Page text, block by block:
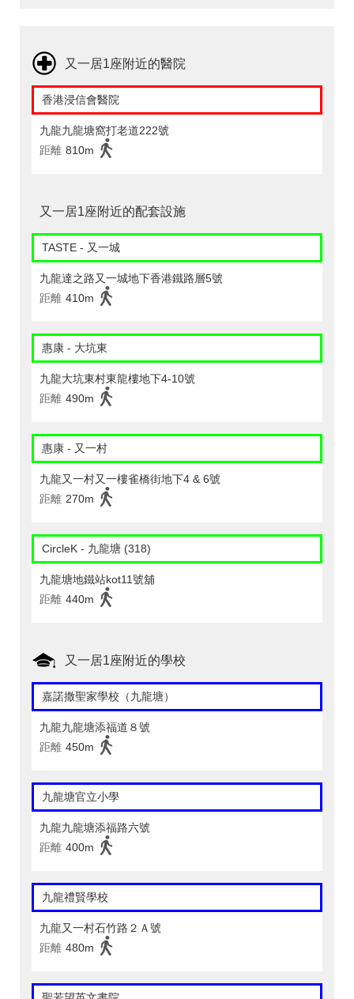
又一居1座附近的醫院
香港浸信會醫院
九龍九龍塘窩打老道222號
距離 810m
又一居1座附近的配套設施
TASTE - 又一城
九龍達之路又一城地下香港鐵路層5號
距離 410m
惠康 - 大坑東
九龍大坑東村東龍樓地下4-10號
距離 490m
惠康 - 又一村
九龍又一村又一樓雀橋街地下4 & 6號
距離 270m
CircleK - 九龍塘 (318)
九龍塘地鐵站kot11號舖
距離 440m
又一居1座附近的學校
嘉諾撒聖家學校（九龍塘）
九龍九龍塘添福道８號
距離 450m
九龍塘官立小學
九龍九龍塘添福路六號
距離 400m
九龍禮賢學校
九龍又一村石竹路２Ａ號
距離 480m